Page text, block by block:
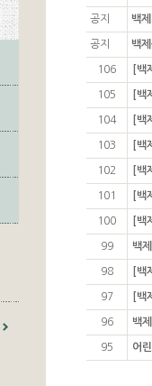
공지 백
공지 백
106 [백
105 [백
104 [백
103 [백
102 [백
101 [백
100 [백
99 백
98 [백
97 [백
96 백
95 어